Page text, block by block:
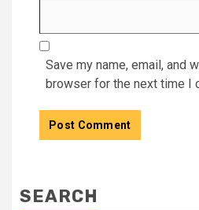
Save my name, email, and
browser for the next time I
SEARCH